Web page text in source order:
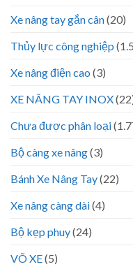
Xe nâng tay gắn cân(20)
Thủy lực công nghiệp
Xe nâng điện cao (3)
XE NÂNG TAY INOX
Chưa được phân loại
Bộ càng xe nâng(3)
Bánh Xe Nâng Tay(22)
Xe nâng càng dài(4)
Bộ kẹp phuy(24)
VÕ XE(5)